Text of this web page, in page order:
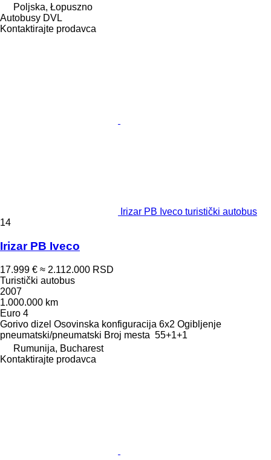
Poljska, Łopuszno
Autobusy DVL
Kontaktirajte prodavca
Irizar PB Iveco turistički autobus
14
Irizar PB Iveco
17.999 € ≈ 2.112.000 RSD
Turistički autobus
2007
1.000.000 km
Euro 4
Gorivo dizel Osovinska konfiguracija 6x2 Ogibljenje
pneumatski/pneumatski Broj mesta 55+1+1
Rumunija, Bucharest
Kontaktirajte prodavca